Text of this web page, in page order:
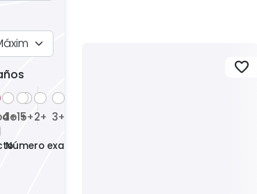
4+ 5+
1+ 2+ 3+
Número exacto
favorite